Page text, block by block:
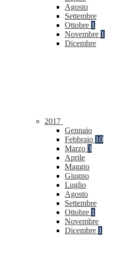
Agosto
Settembre
Ottobre 1
Novembre 1
Dicembre
2017
Gennaio
Febbraio 10
Marzo 3
Aprile
Maggio
Giugno
Luglio
Agosto
Settembre
Ottobre 1
Novembre
Dicembre 1